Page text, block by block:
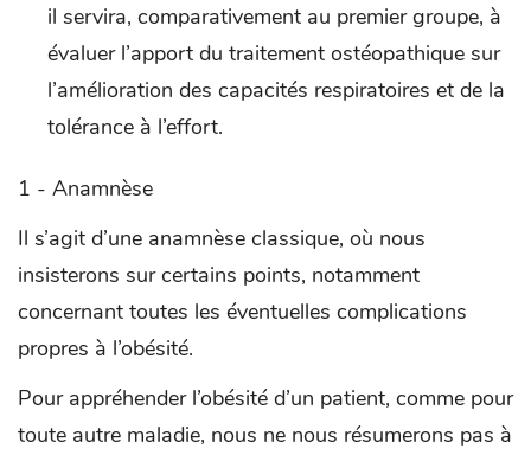
il servira, comparativement au premier groupe, à
évaluer l’apport du traitement ostéopathique sur
l’amélioration des capacités respiratoires et de la
tolérance à l’effort.
1 - Anamnèse
Il s’agit d’une anamnèse classique, où nous
insisterons sur certains points, notamment
concernant toutes les éventuelles complications
propres à l’obésité.
Pour appréhender l’obésité d’un patient, comme pour
toute autre maladie, nous ne nous résumerons pas à